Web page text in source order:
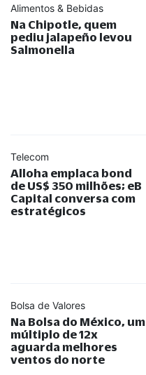
Alimentos & Bebidas
Na Chipotle, quem
pediu jalapeño levou
Salmonella
Telecom
Alloha emplaca bond
de US$ 350 milhões; eB
Capital conversa com
estratégicos
Bolsa de Valores
Na Bolsa do México, um
múltiplo de 12x
aguarda melhores
ventos do norte